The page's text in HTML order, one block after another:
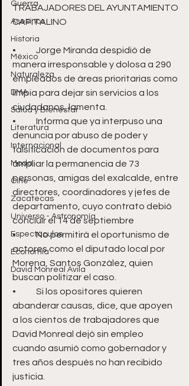
Guerra
Asesinos
Historia
México
Naturaleza
DMA
Salud y Bienestar
Literatura
Internacional
Moda
Cine
Zacatecas
Universo - Astronomía
Espectáculos
Economía
David Monreal Ávila
TRABAJADORES DEL AYUNTAMIENTO
CAPITALINO
•	Jorge Miranda despidió de
manera irresponsable y dolosa a 290
empleados de áreas prioritarias como
limpia para dejar sin servicios a los
ciudadanos, lamenta.
•	Informa que ya interpuso una
denuncia por abuso de poder y
falsificación de documentos para
ampliar la permanencia de 73
personas, amigas del exalcalde, entre
directores, coordinadores y jefes de
departamento, cuyo contrato debió
concluir el 14 de septiembre
•	No permitirá el oportunismo de
actores como el diputado local por
Morena, Santos González, quien
buscan politizar el caso.
•	Si los opositores quieren
abanderar causas, dice, que apoyen
a los cientos de trabajadores que
David Monreal dejó sin empleo
cuando asumió como gobernador y
tres años después no han recibido
justicia.